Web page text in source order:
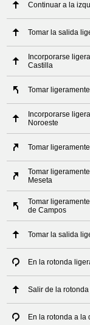
Continuar a la
Tomar la salida
Incorporarse
Castilla
Tomar
Incorporarse
Noroeste
Tomar
Tomar
Meseta
Tomar
de Campos
Tomar la salida
En la rotonda
Salir de la rotonda
En la rotonda a la